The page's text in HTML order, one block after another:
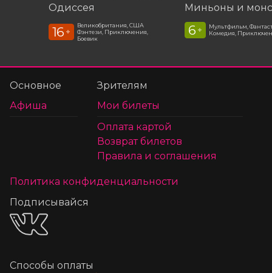
Одиссея
16 +
Великобритания, США
Фэнтези, Приключения,
Боевик
Миньоны и
6 +
Мультфильм,
Комедия,
Основное
Афиша
Зрителям
Мои билеты
Оплата картой
Возврат билетов
Правила и соглашения
Политика конфиденциальности
Подписывайся
Способы оплаты